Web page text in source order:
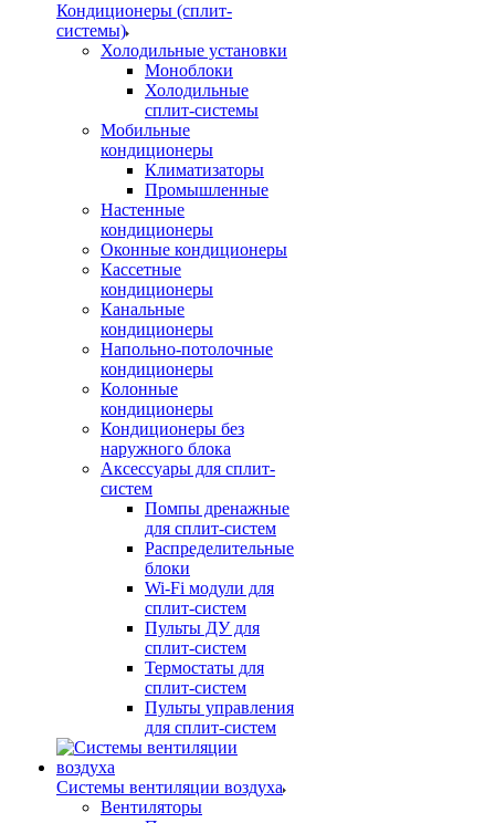
Кондиционеры (сплит-
системы)
Холодильные установки
Моноблоки
Холодильные
сплит-системы
Мобильные
кондиционеры
Климатизаторы
Промышленные
Настенные
кондиционеры
Оконные кондиционеры
Кассетные
кондиционеры
Канальные
кондиционеры
Напольно-потолочные
кондиционеры
Колонные
кондиционеры
Кондиционеры без
наружного блока
Аксессуары для сплит-
систем
Помпы дренажные
для сплит-систем
Распределительные
блоки
Wi-Fi модули для
сплит-систем
Пульты ДУ для
сплит-систем
Термостаты для
сплит-систем
Пульты управления
для сплит-систем
Системы вентиляции воздуха
Вентиляторы